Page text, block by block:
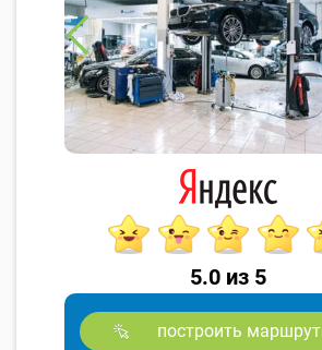
5.0 из 5
построить маршрут